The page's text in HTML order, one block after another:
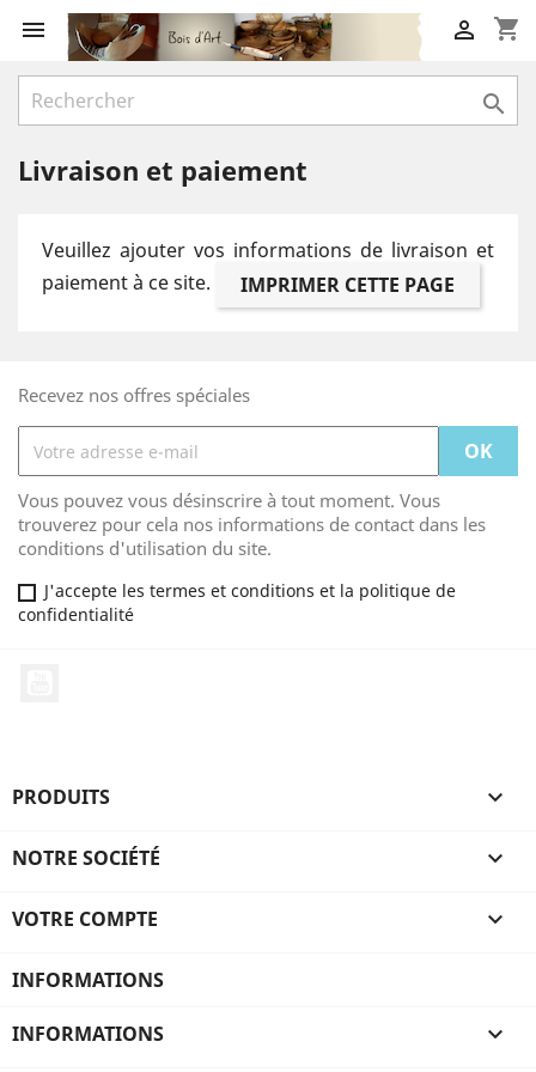
 shopping_cart


Livraison et paiement
Veuillez ajouter vos informations de livraison et
paiement à ce site.
Recevez nos offres spéciales
Vous pouvez vous désinscrire à tout moment. Vous
trouverez pour cela nos informations de contact dans les
conditions d'utilisation du site.
J'accepte les termes et conditions et la politique de
confidentialité
PRODUITS 
NOTRE SOCIÉTÉ 
VOTRE COMPTE 
INFORMATIONS
INFORMATIONS 